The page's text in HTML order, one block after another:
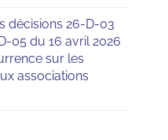
décisions 26-D-03
05 du 16 avril 2026
sur les
associations